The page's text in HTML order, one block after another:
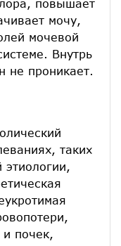
повышает
мочу,
мочевой
Внутрь
не проникает.
таких
почек,